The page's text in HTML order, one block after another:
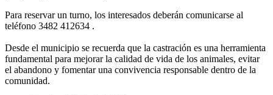
Para reservar un turno, los interesados deberán comunicarse al
teléfono 3482 412634 .
Desde el municipio se recuerda que la castración es una herramienta
fundamental para mejorar la calidad de vida de los animales, evitar
el abandono y fomentar una convivencia responsable dentro de la
comunidad.